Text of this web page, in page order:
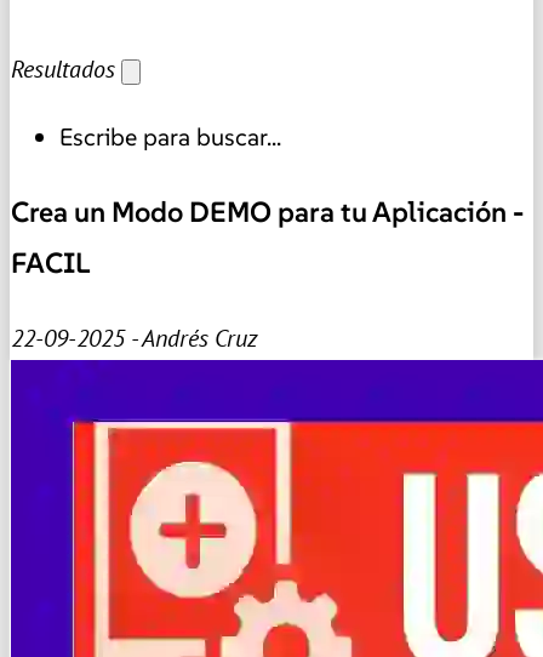
Resultados
Escribe para buscar...
Crea un Modo DEMO para tu Aplicación -
FACIL
22-09-2025 - Andrés Cruz